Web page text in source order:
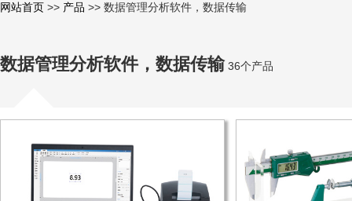
网站首页 >> 产品 >> 数据管理分析软件，数据传输
数据管理分析软件，数据传输 36个产品